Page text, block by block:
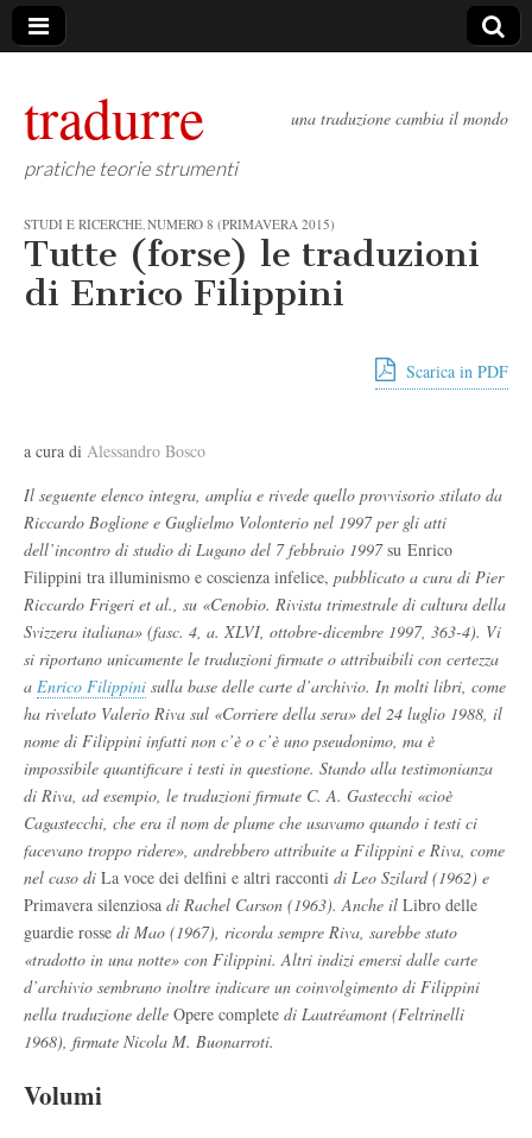
tradurre
pratiche teorie strumenti
una traduzione cambia il mondo
STUDI E RICERCHE NUMERO 8 (PRIMAVERA 2015)
Tutte (forse) le traduzioni
di Enrico Filippini
Scarica in PDF
a cura di Alessandro Bosco
Il seguente elenco integra, amplia e rivede quello provvisorio stilato da
Riccardo Boglione e Guglielmo Volonterio nel 1997 per gli atti
dell’incontro di studio di Lugano del 7 febbraio 1997su Enrico
Filippini tra illuminismo e coscienza infelice, pubblicato a cura di Pier
Riccardo Frigeri et al., su «Cenobio. Rivista trimestrale di cultura della
Svizzera italiana» (fasc. 4, a. XLVI, ottobre-dicembre 1997, 363-4). Vi
si riportano unicamente le traduzioni firmate o attribuibili con certezza
a Enrico Filippini sulla base delle carte d’archivio. In molti libri, come
ha rivelato Valerio Riva sul «Corriere della sera» del 24 luglio 1988, il
nome di Filippini infatti non c’è o c’è uno pseudonimo, ma è
impossibile quantificare i testi in questione. Stando alla testimonianza
di Riva, ad esempio, le traduzioni firmate C. A. Gastecchi «cioè
Cagastecchi, che era il nom de plume che usavamo quando i testi ci
facevano troppo ridere», andrebbero attribuite a Filippini e Riva, come
nel caso di La voce dei delfini e altri racconti di Leo Szilard (1962) e
Primavera silenziosa di Rachel Carson (1963). Anche il Libro delle
guardie rosse di Mao (1967), ricorda sempre Riva, sarebbe stato
«tradotto in una notte» con Filippini. Altri indizi emersi dalle carte
d’archivio sembrano inoltre indicare un coinvolgimento di Filippini
nella traduzione delle Opere complete di Lautréamont (Feltrinelli
1968), firmate Nicola M. Buonarroti.
Volumi